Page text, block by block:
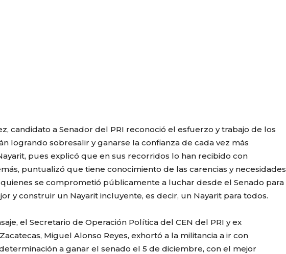
candidato a Senador del PRI reconoció el esfuerzo y trabajo de los
logrando sobresalir y ganarse la confianza de cada vez más
pues explicó que en sus recorridos lo han recibido con
puntualizó que tiene conocimiento de las carencias y necesidades
se comprometió públicamente a luchar desde el Senado para
y construir un Nayarit incluyente, es decir, un Nayarit para todos.
el Secretario de Operación Política del CEN del PRI y ex
Miguel Alonso Reyes, exhortó a la militancia a ir con
a ganar el senado el 5 de diciembre, con el mejor